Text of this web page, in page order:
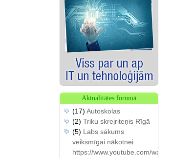
Aktualitātes forumā
(17) Autoskolas
(2) Triku skrejriteņis Rīgā
(5) Labs sākums
veiksmīgai nākotnei.
https://www.youtube.com/watch?